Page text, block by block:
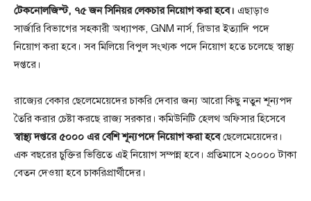
টেকনোলজিস্ট, ৭৫ জন সিনিয়র লেকচার নিয়োগ করা হবে। এছাড়াও
সার্জারি বিভাগের সহকারী অধ্যাপক, GNM নার্স, রিডার ইত্যাদি পদে
নিয়োগ করা হবে। সব মিলিয়ে বিপুল সংখ্যক পদে নিয়োগ হতে চলেছে স্বাস্থ্য
দপ্তরে।
রাজ্যের বেকার ছেলেমেয়েদের চাকরি দেবার জন্য আরো কিছু নতুন শূন্যপদ
তৈরি করার চেষ্টা করছে রাজ্য সরকার। কমিউনিটি হেলথ অফিসার হিসেবে
স্বাস্থ্য দপ্তরে ৫০০০ এর বেশি শূন্যপদে নিয়োগ করা হবেছেলেমেয়েদের।
এক বছরের চুক্তির ভিত্তিতে এই নিয়োগ সম্পন্ন হবে। প্রতিমাসে ২০০০০ টাকা
বেতন দেওয়া হবে চাকরিপ্রার্থীদের।